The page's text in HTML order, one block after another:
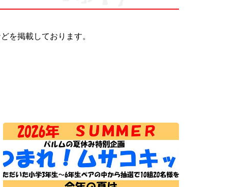
を掲載しております。